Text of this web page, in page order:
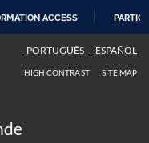
ACCESS
PORTUGUÊS ESPAÑOL
HIGH CONTRAST SITE MAP